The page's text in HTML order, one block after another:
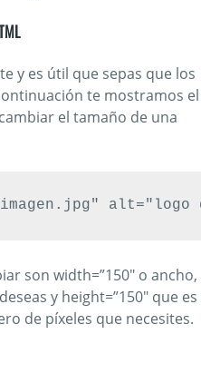
y es útil que sepas que los
te mostramos el
el tamaño de una
son width=”150″ o ancho,
y height=”150″ que es
de píxeles que necesites.